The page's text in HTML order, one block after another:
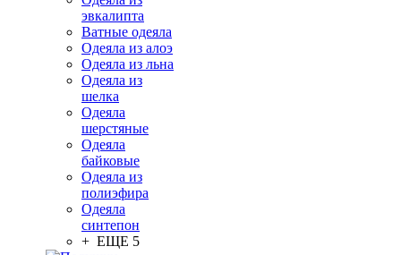
эвкалипта
Ватные одеяла
Одеяла из алоэ
Одеяла из льна
Одеяла из
шелка
Одеяла
шерстяные
Одеяла
байковые
Одеяла из
полиэфира
Одеяла
синтепон
+ ЕЩЕ 5